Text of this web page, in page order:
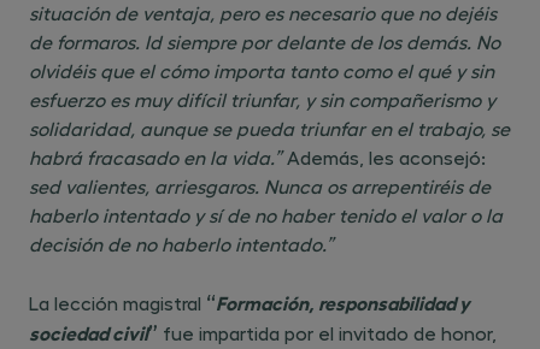
situación de ventaja, pero es necesario que no dejéis
de formaros. Id siempre por delante de los demás. No
olvidéis que el cómo importa tanto como el qué y sin
esfuerzo es muy difícil triunfar, y sin compañerismo y
solidaridad, aunque se pueda triunfar en el trabajo, se
habrá fracasado en la vida.”Además, les aconsejó:
sed valientes, arriesgaros. Nunca os arrepentiréis de
haberlo intentado y sí de no haber tenido el valor o la
decisión de no haberlo intentado.”
La lección magistral “Formación, responsabilidad y
sociedad civil” fue impartida por el invitado de honor,